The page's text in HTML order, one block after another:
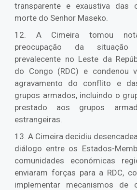
transparente e exaustiva das
morte do Senhor Maseko.
12. A Cimeira tomou
preocupação da situação
prevalecente no Leste da
do Congo (RDC) e condenou
agravamento do conflito e
grupos armados, incluindo o
prestado aos grupos
estrangeiras.
13. A Cimeira decidiu
diálogo entre os Estados-
comunidades económicas
enviaram forças para a RDC,
implementar mecanismos de